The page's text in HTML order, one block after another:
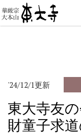
'24/12/1更新
東大寺友
財童子求